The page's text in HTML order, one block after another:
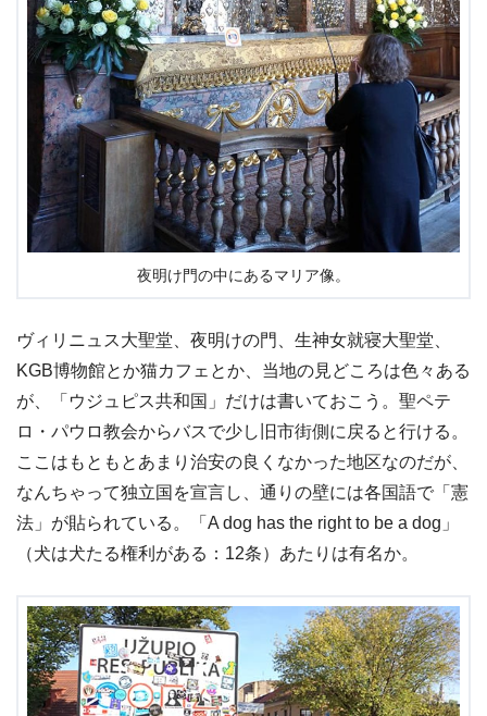
夜明け門の中にあるマリア像。
ヴィリニュス大聖堂、夜明けの門、生神女就寝大聖堂、
KGB博物館とか猫カフェとか、当地の見どころは色々ある
が、「ウジュピス共和国」だけは書いておこう。聖ペテ
ロ・パウロ教会からバスで少し旧市街側に戻ると行ける。
ここはもともとあまり治安の良くなかった地区なのだが、
なんちゃって独立国を宣言し、通りの壁には各国語で「憲
法」が貼られている。「A dog has the right to be a dog」
（犬は犬たる権利がある：12条）あたりは有名か。